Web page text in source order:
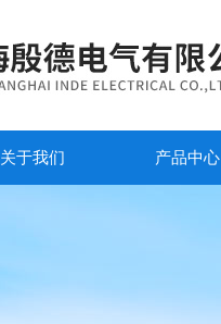
关于我们 产品中心